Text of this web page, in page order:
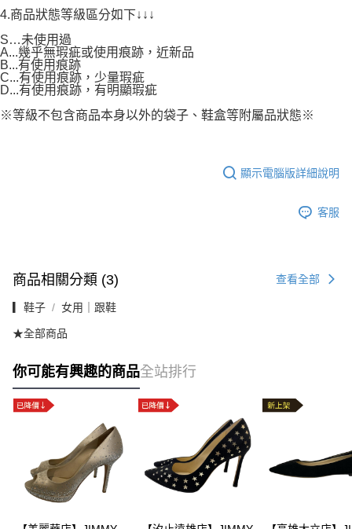
4.商品狀態等級區分如下↓↓↓
S…未使用過
A...幾乎無瑕疵或使用痕跡，近新品
B...有使用痕跡
C...有使用痕跡，少量瑕疵
D...有使用痕跡，有明顯瑕疵
※等級不包含商品本身以外的袋子、鞋盒等附屬品狀態※
顯示電腦版詳細說明
客服
商品相關分類 (3) 查看全部
▎鞋子 女用｜跟鞋
★全部商品
你可能有興趣的商品全站排行